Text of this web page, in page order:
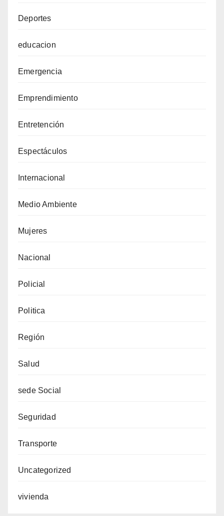
Deportes
educacion
Emergencia
Emprendimiento
Entretención
Espectáculos
Internacional
Medio Ambiente
Mujeres
Nacional
Policial
Politica
Región
Salud
sede Social
Seguridad
Transporte
Uncategorized
vivienda